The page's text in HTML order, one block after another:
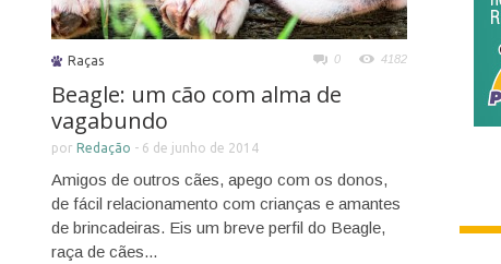
Raças 0 4182
Beagle: um cão com alma de
vagabundo
por Redação - 6 de junho de 2014
Amigos de outros cães, apego com os donos,
de fácil relacionamento com crianças e amantes
de brincadeiras. Eis um breve perfil do Beagle,
raça de cães...